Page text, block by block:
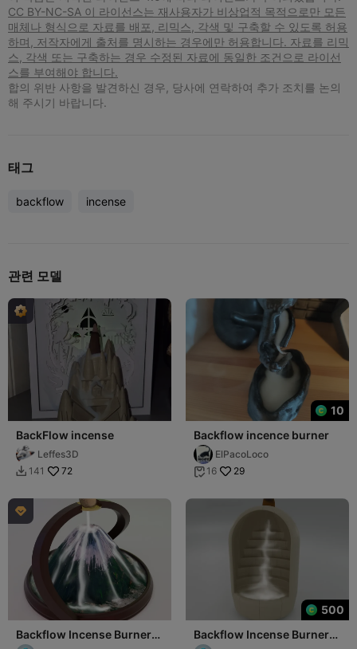
CC BY-NC-SA 이 라이선스는 재사용자가 비상업적 목적으로만 모든
매체나 형식으로 자료를 배포, 리믹스, 각색 및 구축할 수 있도록 허용
하며, 저작자에게 출처를 명시하는 경우에만 허용합니다. 자료를 리믹
스, 각색 또는 구축하는 경우 수정된 자료에 동일한 조건으로 라이선
스를 부여해야 합니다.
합의 위반 사항을 발견하신 경우, 당사에 연락하여 추가 조치를 논의
해 주시기 바랍니다.
태그
backflow incense
관련 모델
BackFlow incense
Leffes3D
 141 72
10
Backflow incence burner
ElPacoLoco
 16 29

Backflow Incense Burner
500
Backflow Incense Burner